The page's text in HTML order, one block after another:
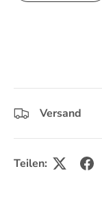
Versand
Teilen: